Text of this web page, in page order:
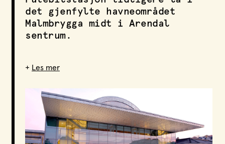
LPO Svalbard
LPO Bergen
LOF
det gjenfylte havneområdet
Malmbrygga midt i Arendal
sentrum.
+ Les mer
Funksjon
Flerbrukshall og kommuneadministrasjon
Oppdragsgiver
Stiftelsen Arendal Byselskap